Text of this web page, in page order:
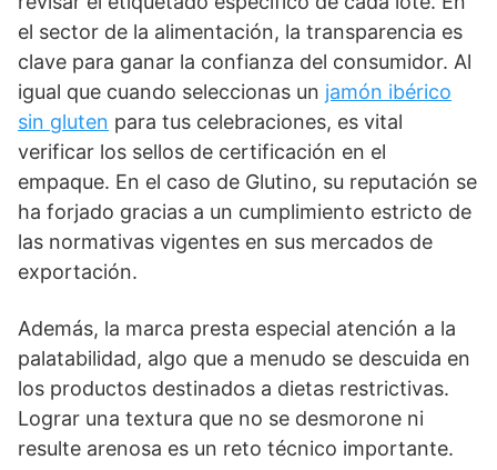
el sector de la alimentación, la transparencia es
clave para ganar la confianza del consumidor. Al
igual que cuando seleccionas un jamón ibérico
sin gluten para tus celebraciones, es vital
verificar los sellos de certificación en el
empaque. En el caso de Glutino, su reputación se
ha forjado gracias a un cumplimiento estricto de
las normativas vigentes en sus mercados de
exportación.
Además, la marca presta especial atención a la
palatabilidad, algo que a menudo se descuida en
los productos destinados a dietas restrictivas.
Lograr una textura que no se desmorone ni
resulte arenosa es un reto técnico importante.